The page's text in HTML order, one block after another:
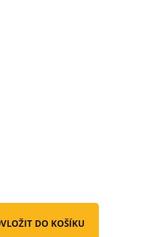
VLOŽIT DO KOŠÍKU